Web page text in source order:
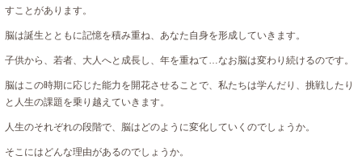
すことがあります。
脳は誕生とともに記憶を積み重ね、あなた自身を形成していきます。
子供から、若者、大人へと成長し、年を重ねて…なお脳は変わり続けるのです。
脳はこの時期に応じた能力を開花させることで、私たちは学んだり、挑戦したり
と人生の課題を乗り越えていきます。
人生のそれぞれの段階で、脳はどのように変化していくのでしょうか。
そこにはどんな理由があるのでしょうか。